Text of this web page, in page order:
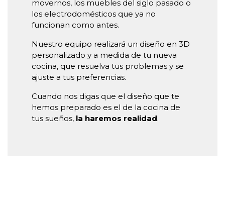
movernos, los muebles del siglo pasado o
los electrodomésticos que ya no
funcionan como antes.
Nuestro equipo realizará un diseño en 3D
personalizado y a medida de tu nueva
cocina, que resuelva tus problemas y se
ajuste a tus preferencias.
Cuando nos digas que el diseño que te
hemos preparado es el de la cocina de
tus sueños, la haremos realidad.